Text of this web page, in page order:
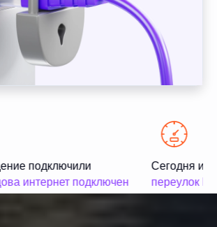
подключили
интернет подключен
Сегодня
переулок